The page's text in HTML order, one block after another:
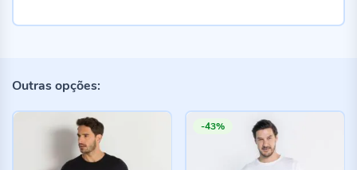
Outras opções:
-43%